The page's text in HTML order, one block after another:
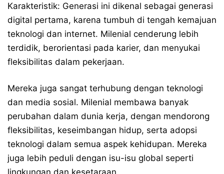
Karakteristik: Generasi ini dikenal sebagai generasi
digital pertama, karena tumbuh di tengah kemajuan
teknologi dan internet. Milenial cenderung lebih
terdidik, berorientasi pada karier, dan menyukai
fleksibilitas dalam pekerjaan.
Mereka juga sangat terhubung dengan teknologi
dan media sosial. Milenial membawa banyak
perubahan dalam dunia kerja, dengan mendorong
fleksibilitas, keseimbangan hidup, serta adopsi
teknologi dalam semua aspek kehidupan. Mereka
juga lebih peduli dengan isu-isu global seperti
lingkungan dan kesetaraan.